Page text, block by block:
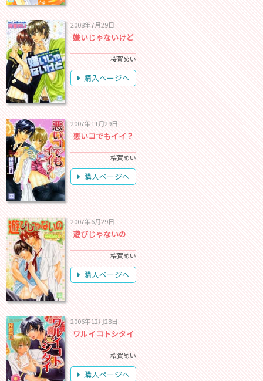
2008年7月29日
嫌いじゃないけど
桜賀めい
購入ページへ
2007年11月29日
悪いコでもイイ？
桜賀めい
購入ページへ
2007年6月29日
遊びじゃないの
桜賀めい
購入ページへ
2006年12月28日
ワルイコトシタイ
桜賀めい
購入ページへ